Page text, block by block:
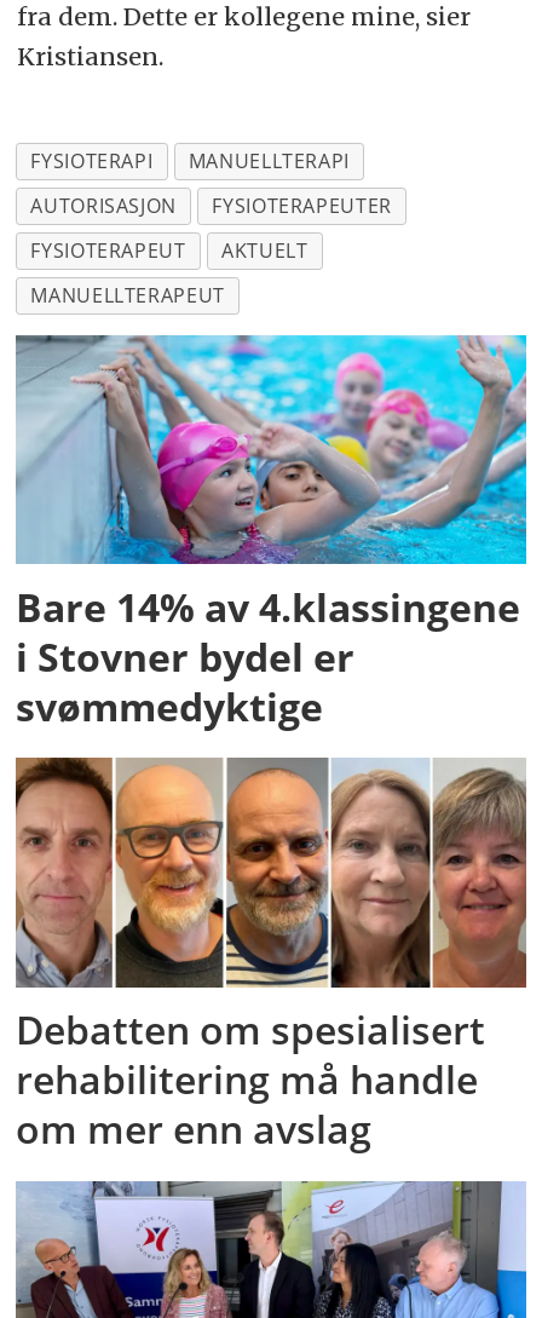
fra dem. Dette er kollegene mine, sier
Kristiansen.
FYSIOTERAPI
MANUELLTERAPI
AUTORISASJON
FYSIOTERAPEUTER
FYSIOTERAPEUT
AKTUELT
MANUELLTERAPEUT
Bare 14% av 4.klassingene
i Stovner bydel er
svømmedyktige
Debatten om spesialisert
rehabilitering må handle
om mer enn avslag